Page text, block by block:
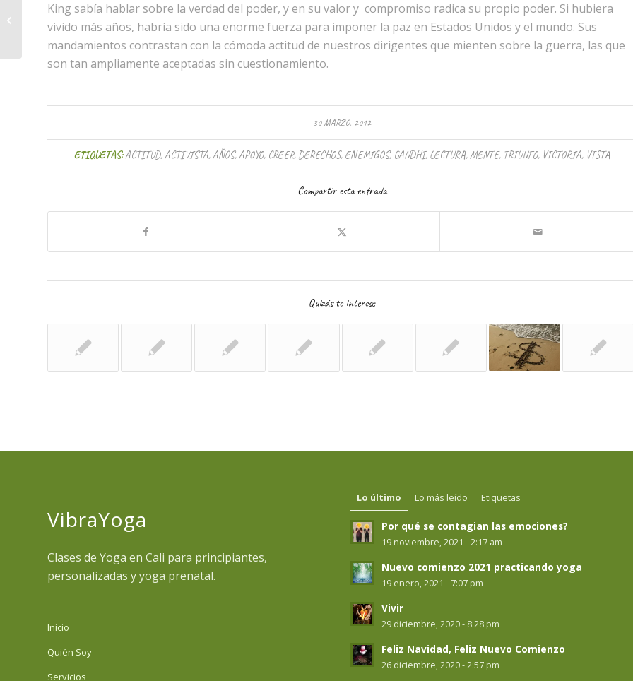
King sabía hablar sobre la verdad del poder, y en su valor y compromiso radica su propio poder. Si hubiera
vivido más años, habría sido una enorme fuerza para imponer la paz en Estados Unidos y el mundo. Sus
mandamientos contrastan con la cómoda actitud de nuestros dirigentes que mienten sobre la guerra, las que
son tan ampliamente aceptadas sin cuestionamiento.
30 MARZO, 2012
ETIQUETAS:ACTITUD,ACTIVISTA,AÑOS,APOYO, CREER, DERECHOS, ENEMIGOS, GANDHI, LECTURA,MENTE, TRIUNFO, VICTORIA, VISTA
Compartir esta entrada
Quizás te interese
VibraYoga
Clases de Yoga en Cali para principiantes,
personalizadas y yoga prenatal.
Inicio
Quién Soy
Servicios
Lo último Lo más leído Etiquetas
Por qué se contagian las emociones?
19 noviembre, 2021 - 2:17 am
Nuevo comienzo 2021 practicando yoga
19 enero, 2021 - 7:07 pm
Vivir
29 diciembre, 2020 - 8:28 pm
Feliz Navidad, Feliz Nuevo Comienzo
26 diciembre, 2020 - 2:57 pm
Descubra la personalidad de un
mentiroso